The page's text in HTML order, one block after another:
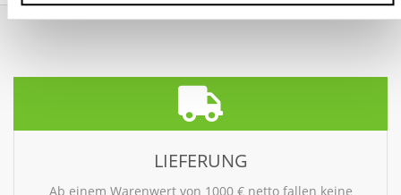
LIEFERUNG
Ab einem Warenwert von 1000 € netto fallen keine